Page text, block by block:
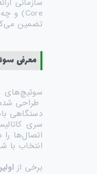
Core) و چه در لایه دسترسی (Access Layer) مورد استفاده قرار گیرد،
تضمین
معرفی
طراحی
دستگاهی
سری کاتالیست 9300 سیکو شامل
انتخاب با
برخی از